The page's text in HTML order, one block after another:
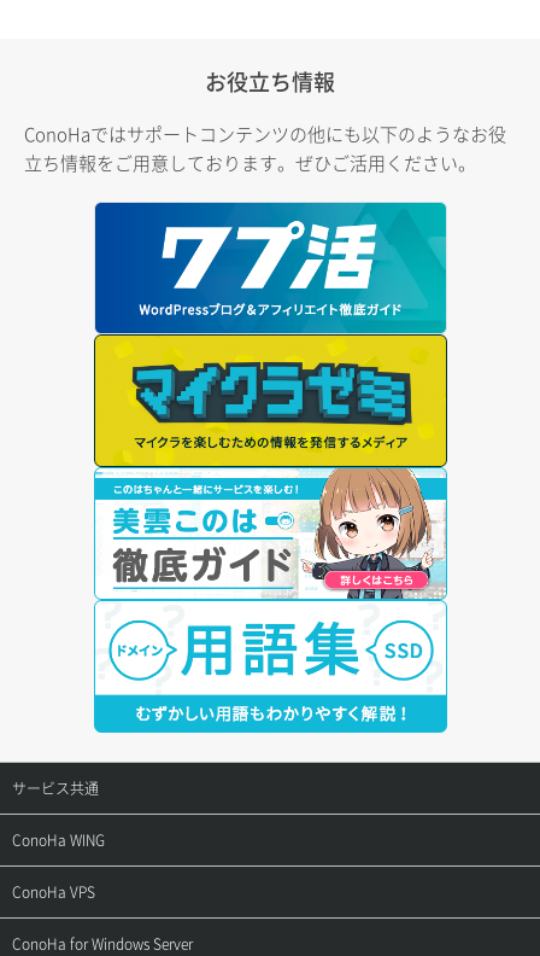
お役立ち情報
ConoHaではサポートコンテンツの他にも以下のようなお役
立ち情報をご用意しております。ぜひご活用ください。
サービス共通
サポートトップ
ご契約・お支払い
ConoHa WING
サポートトップ
ご利用ガイド
ConoHa VPS
サポートトップ
ConoHa for Windows Server